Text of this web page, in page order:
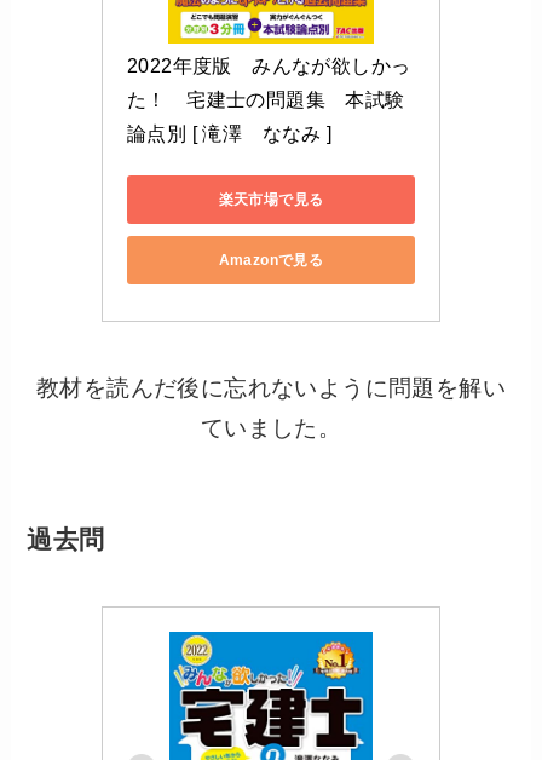
2022年度版　みんなが欲しかっ
た！　宅建士の問題集　本試験
論点別 [ 滝澤　ななみ ]
楽天市場で見る
Amazonで見る
教材を読んだ後に忘れないように問題を解い
ていました。
過去問